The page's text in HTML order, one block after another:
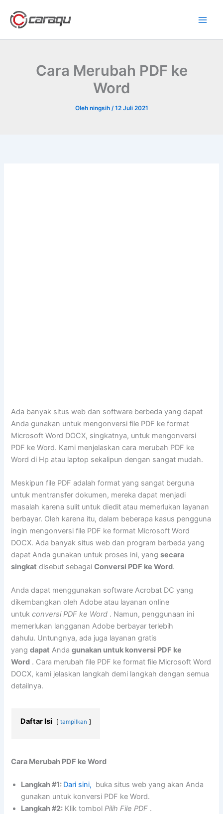
konten
Cara Merubah PDF ke
Word
Oleh ningsih /12 Juli 2021
Ada banyak situs web dan software berbeda yang dapat
Anda gunakan untuk mengonversi file PDF ke format
Microsoft Word DOCX, singkatnya, untuk mengonversi
PDF ke Word. Kami menjelaskan cara merubah PDF ke
Word di Hp atau laptop sekalipun dengan sangat mudah.
Meskipun file PDF adalah format yang sangat berguna
untuk mentransfer dokumen, mereka dapat menjadi
masalah karena sulit untuk diedit atau memerlukan layanan
berbayar. Oleh karena itu, dalam beberapa kasus pengguna
ingin mengonversi file PDF ke format Microsoft Word
DOCX. Ada banyak situs web dan program berbeda yang
dapat Anda gunakan untuk proses ini, yangsecara
singkat disebut sebagaiConversi PDF ke Word.
Anda dapat menggunakan software Acrobat DC yang
dikembangkan oleh Adobe atau layanan online
untukconversi PDF ke Word . Namun, penggunaan ini
memerlukan langganan Adobe berbayar terlebih
dahulu. Untungnya, ada juga layanan gratis
yangdapat Andagunakan untuk konversi PDF ke
Word . Cara merubah file PDF ke format file Microsoft Word
DOCX, kami jelaskan langkah demi langkah dengan semua
detailnya.
Daftar Isi tampilkan
Cara Merubah PDF ke Word
Langkah #1: Dari sini, buka situs web yang akan Anda
gunakan untuk konversi PDF ke Word.
Langkah #2: Klik tombolPilih File PDF .